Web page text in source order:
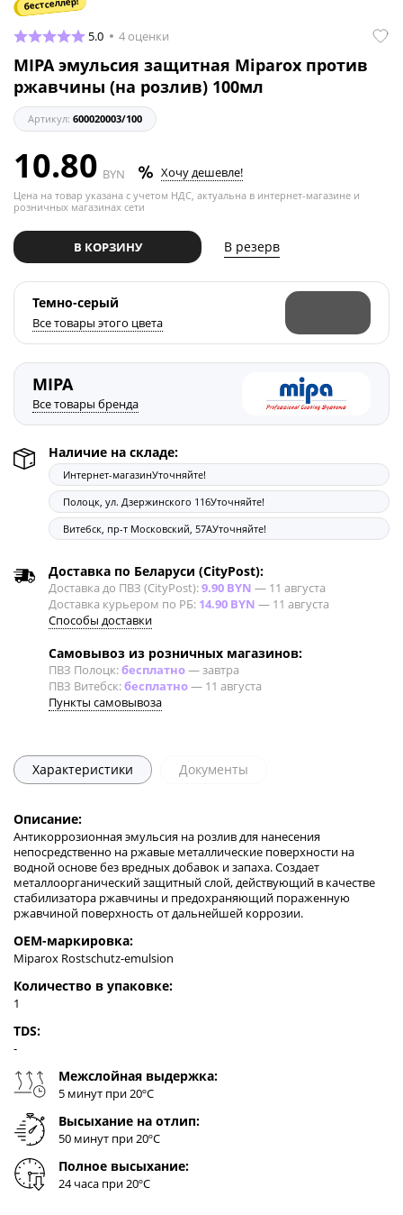
бестселлер!
5.0 4 оценки
MIPA эмульсия защитная Miparox против
ржавчины (на розлив) 100мл
Артикул: 600020003/100
10.80 BYN Хочу дешевле!
Цена на товар указана с учетом НДС, актуальна в интернет-магазине и
розничных магазинах сети
В КОРЗИНУ В резерв
Темно-серый
Все товары этого цвета
MIPA
Все товары бренда
Наличие на складе:
Интернет-магазинУточняйте!
Полоцк, ул. Дзержинского 116Уточняйте!
Витебск, пр-т Московский, 57АУточняйте!
Доставка по Беларуси (CityPost):
Доставка до ПВЗ (CityPost):9.90 BYN — 11 августа
Доставка курьером по РБ: 14.90 BYN — 11 августа
Способы доставки
Самовывоз из розничных магазинов:
ПВЗ Полоцк:бесплатно—завтра
ПВЗ Витебск:бесплатно— 11 августа
Пункты самовывоза
Характеристики Документы
Описание:
Антикоррозионная эмульсия на розлив для нанесения
непосредственно на ржавые металлические поверхности на
водной основе без вредных добавок и запаха. Создает
металлоорганический защитный слой, действующий в качестве
стабилизатора ржавчины и предохраняющий пораженную
ржавчиной поверхность от дальнейшей коррозии.
OEM-маркировка:
Miparox Rostschutz-emulsion
Количество в упаковке:
1
TDS:
-
Межслойная выдержка:
5 минут при 20ºC
Высыхание на отлип:
50 минут при 20ºC
Полное высыхание:
24 часа при 20ºC